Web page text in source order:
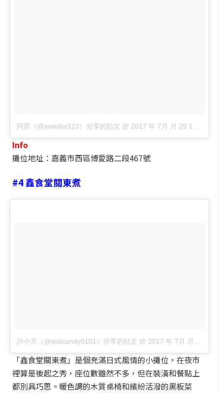
阿霓（@awedxz123）分享的貼文 於 2017 年 7月 月 29 10:55下午 PDT
Info
攤位地址：嘉義市西區博愛路二段467號
#4鑫食堂關東煮
許小天（@ieatcandy0101）分享的貼文 於 2017 年 7月 月 5 6:59上午 PDT
「鑫食堂關東煮」是個充滿日式風情的小攤位，在夜市
裡算是後起之秀，座位數雖然不多，但在裝潢和餐點上
都別具巧思。暖色調的木質桌椅和繽紛活潑的黑板菜